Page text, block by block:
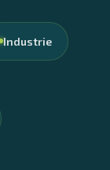
Industrie